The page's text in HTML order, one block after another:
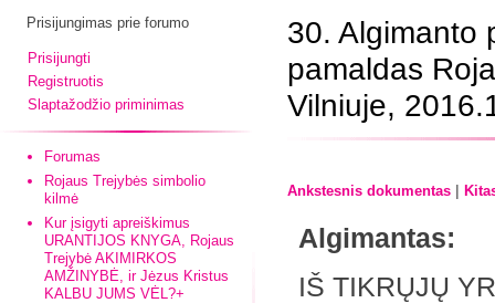
Prisijungimas prie forumo
Prisijungti
Registruotis
Slaptažodžio priminimas
Forumas
Rojaus Trejybės simbolio
kilmė
Kur įsigyti apreiškimus
URANTIJOS KNYGA, Rojaus
Trejybė AKIMIRKOS
AMŽINYBĖ, ir Jėzus Kristus
KALBU JUMS VĖL?+
30. Algimanto
pamaldas
Vilniuje,
Ankstesnis dokumentas |
Algimantas:
IŠ TIKRŲJŲ